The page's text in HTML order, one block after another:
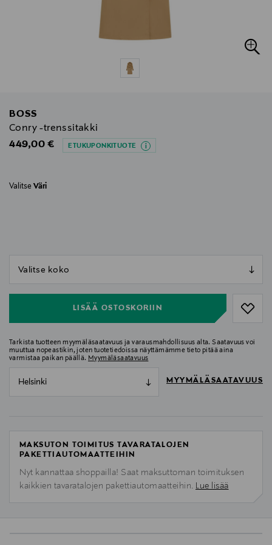
BOSS
Conry -trenssitakki
Original Price
449,00 € ETUKUPONKITUOTE
Valitse Väri
LISÄÄ OSTOSKORIIN
Tarkista tuotteen myymäläsaatavuus ja varausmahdollisuus alta. Saatavuus voi
muuttua nopeastikin, joten tuotetiedoissa näyttämämme tieto pitää aina
varmistaa paikan päällä. Myymäläsaatavuus
Helsinki MYYMÄLÄSAATAVUUS
MAKSUTON TOIMITUS TAVARATALOJEN
PAKETTIAUTOMAATTEIHIN
Nyt kannattaa shoppailla! Saat maksuttoman toimituksen
kaikkien tavaratalojen pakettiautomaatteihin. Lue lisää